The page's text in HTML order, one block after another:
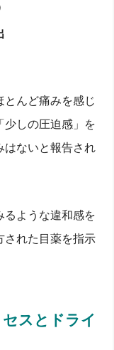
とんど痛みを感じ
少しの圧迫感」を
はないと報告され
るような違和感を
された目薬を指示
スとドライ